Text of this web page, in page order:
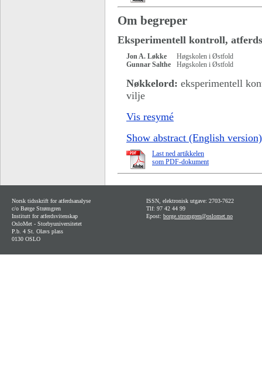
Om begreper
Eksperimentell kontroll,
Jon A. Løkke
Høgskolen i Østfold
Gunnar Salthe
Høgskolen i Østfold
Nøkkelord: eksperimentell
vilje
Vis resymé
Show abstract (English version)
Last ned artikkelen
som PDF-dokument
Norsk tidsskrift for atferdsanalyse
c/o Børge Strømgren
Institutt for atferdsvitenskap
OsloMet - Storbyuniversitetet
P.b. 4 St. Olavs plass
0130 OSLO
ISSN, elektronisk utgave: 2703-7622
Tlf: 97 42 44 99
Epost: borge.stromgren@oslomet.no